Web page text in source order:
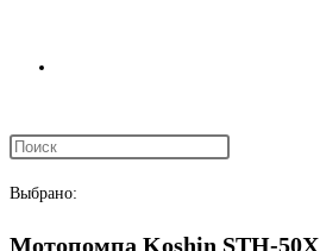
поиск
Выбрано:
Мотопомпа Koshin STH-50X